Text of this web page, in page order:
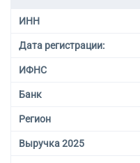
ИНН
Дата регистрации:
ИФНС
Банк
Регион
Выручка 2025